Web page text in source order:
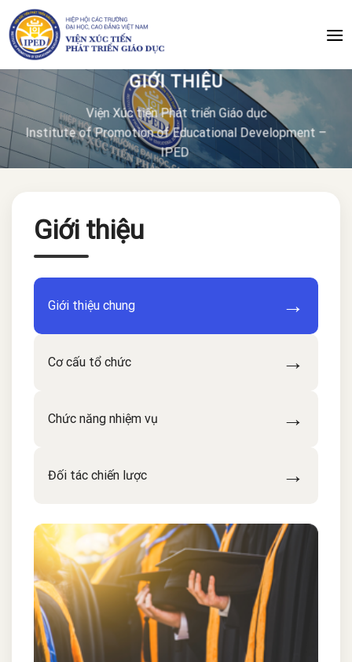
Chuyển
đến
nội
dung
GIỚI THIỆU
Viện Xúc tiến Phát triển Giáo dục
Institute of Promotion of Educational Development –
IPED
Giới thiệu
Giới thiệu chung →
Cơ cấu tổ chức →
Chức năng nhiệm vụ →
Đối tác chiến lược →